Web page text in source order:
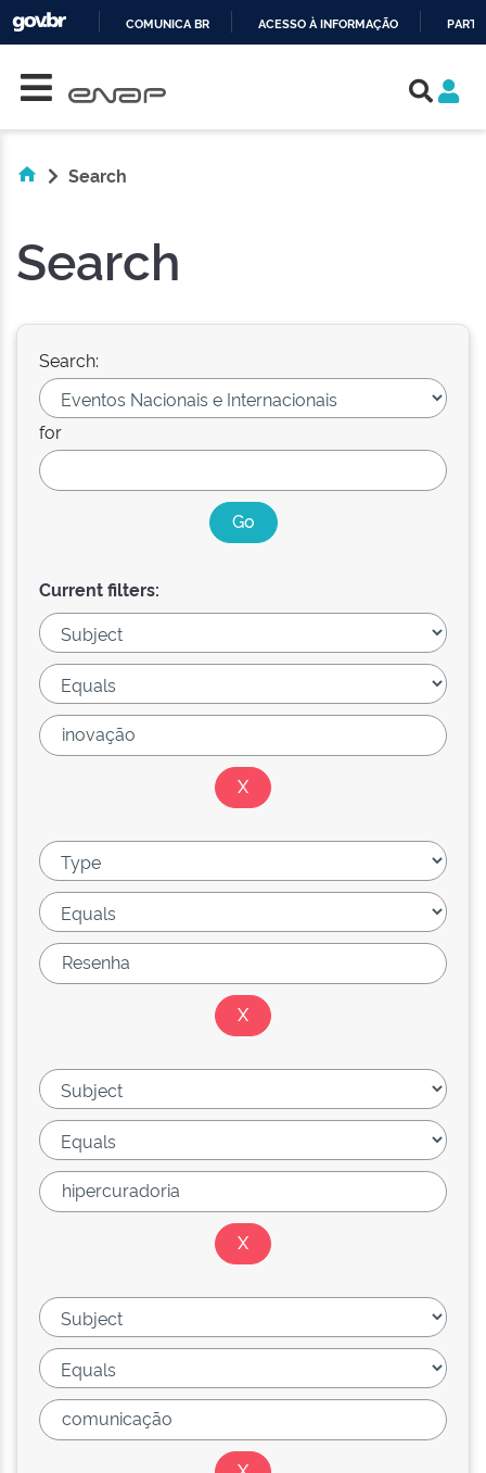
COMUNICA BR ACESSO À INFORMAÇÃO
Search
Search
Search:
for
Current filters: